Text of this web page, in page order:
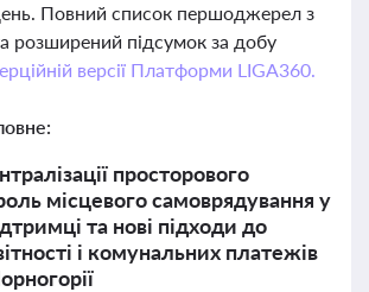
Повний список першоджерел з
розширений підсумок за добу
версії Платформи LIGA360.
просторового
місцевого самоврядування у
та нові підходи до
і комунальних платежів